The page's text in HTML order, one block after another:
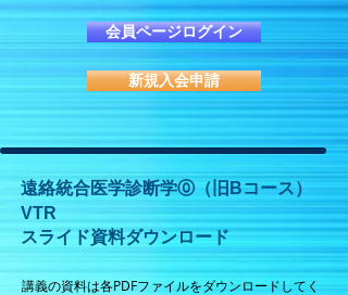
会員ページログイン
新規入会申請
遠絡統合医学診断学⓪（旧Bコース）
VTR
スライド資料ダウンロード
講義の資料は各PDFファイルをダウンロードしてく